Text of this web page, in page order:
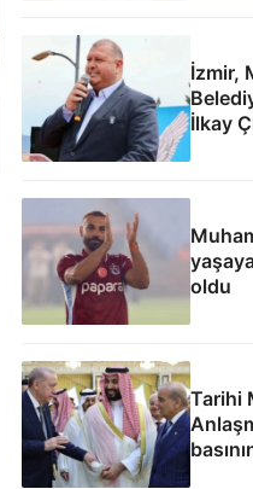
İzmir,
İlkay
oldu
Tarihi
yankı